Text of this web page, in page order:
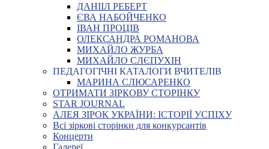
ДАНІІЛ РЕБЕРТ
ЄВА НАБОЙЧЕНКО
ІВАН ПРОЦІВ
ОЛЕКСАНДРА РОМАНОВА
МИХАЙЛО ЖУРБА
МИХАЙЛО СЛЄПУХІН
ПЕДАГОГІЧНІ КАТАЛОГИ ВЧИТЕЛІВ
МАРИНА СЛЮСАРЕНКО
ОТРИМАТИ ЗІРКОВУ СТОРІНКУ
STAR JOURNAL
АЛЕЯ ЗІРОК УКРАЇНИ: ІСТОРІЇ УСПІХУ
Всі зіркові сторінки для конкурсантів
Концерти
Галереї